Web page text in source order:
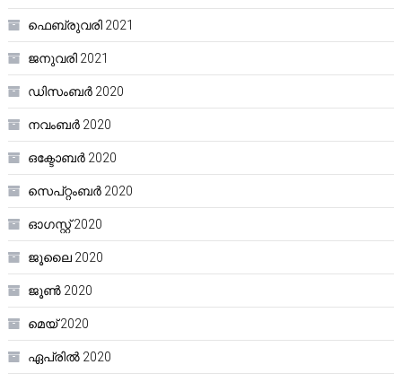
ഫെബ്രുവരി 2021
ജനുവരി 2021
ഡിസംബർ 2020
നവംബർ 2020
ഒക്ടോബർ 2020
സെപ്റ്റംബർ 2020
ഓഗസ്റ്റ്‌ 2020
ജൂലൈ 2020
ജൂൺ 2020
മെയ്‌ 2020
ഏപ്രിൽ 2020